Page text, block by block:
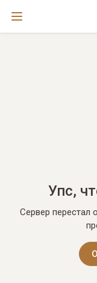
Упс,
Сервер перестал